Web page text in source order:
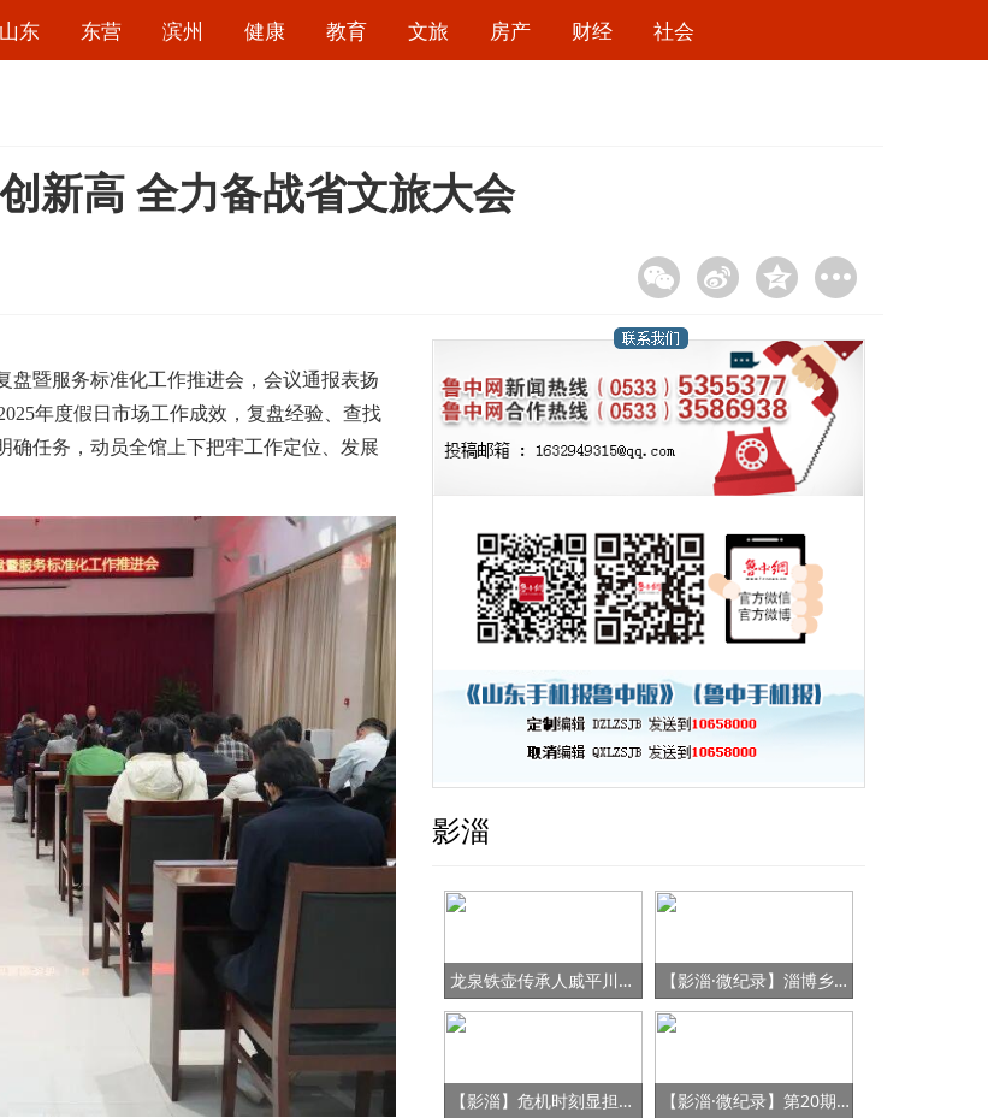
山东 东营 滨州 健康 教育 文旅 房产 财经 社会
新高 全力备战省文旅大会
暨服务标准化工作推进会，会议通报表扬
年度假日市场工作成效，复盘经验、查找
确任务，动员全馆上下把牢工作定位、发展
影淄
龙泉铁壶传承人戚平川的“守艺”之路 【影淄·微纪录】淄博乡村女书记的“变形记”
【影淄】危机时刻显担当 赤胆忠心保健康 【影淄·微纪录】第20期：战“疫”老将刘景春